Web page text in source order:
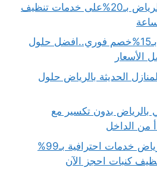
شركة تنظيف فنادق بالرياض بـ20%على خدمات تنظيف
كهربائي منازل بالخرج بـ15%خصم فوري..افضل حلول
الأسعار
الحديثة بالرياض حلول
بالرياض بدون تكسير مع
شركة تنظيف كنب بالرياض خدمات احترافية بـ99%